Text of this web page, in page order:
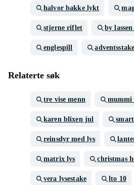
halvor bakke lykt
stjerne riflet by
englespill adventsstake
Relaterte søk
tre vise menn
karen blixen jul
reinsdyr med lys
matrix lys christmas
vera lysestake lto 10